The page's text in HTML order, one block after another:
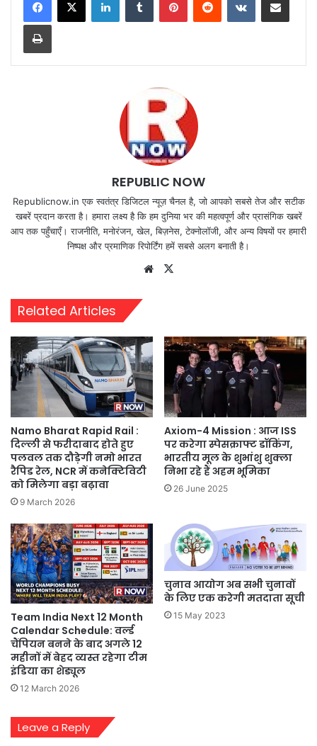
Print
REPUBLIC NOW
Republicnow.in एक स्वतंत्र डिजिटल न्यूज़ चैनल है, जो आपको सबसे तेज और सटीक
खबरें प्रदान करता है। हमारा लक्ष्य है कि हम दुनिया भर की महत्वपूर्ण और प्रासंगिक खबरें
आप तक पहुँचाएँ। राजनीति, मनोरंजन, खेल, बिज़नेस, टेक्नोलॉजी, और अन्य विषयों पर हमारी
निष्पक्ष और प्रमाणिक रिपोर्टिंग हमें सबसे अलग बनाती है।
Website
Related Articles
Namo Bharat Rapid Rail :
दिल्ली से फरीदाबाद होते हुए
पलवल तक दौड़ेगी नमो भारत
रैपिड रेल, NCR में कनेक्टिविटी
को मिलेगा बड़ा बढ़ावा
9 March 2026
Axiom-4 Mission : आज ISS
पर करेगा स्पेसक्राफ्ट डॉकिंग,
भारतीय मूल के शुभांशु शुक्ला
निभा रहे हैं अहम भूमिका
26 June 2025
Team India Next 12 Month
Calendar Schedule: वर्ल्ड
चैंपियन बनने के बाद अगले 12
महीनों में बेहद व्यस्त रहेगा टीम
इंडिया का शेड्यूल
12 March 2026
चुनाव आयोग अब सभी चुनावों
के लिए एक करेगी मतदाता सूची
15 May 2023
Leave a Reply